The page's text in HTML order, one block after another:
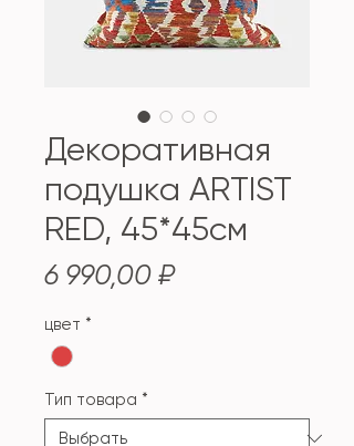
Декоративная
подушка ARTIST
RED, 45*45см
6 990,00 ₽Цена
цвет *
Тип товара *